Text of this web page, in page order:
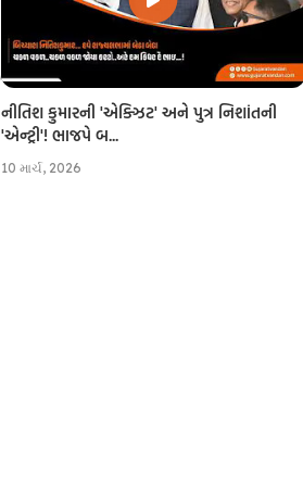
નીતિશ કુમારની 'એક્ઝિટ' અને પુત્ર નિશાંતની
'એન્ટ્રી'! ભાજપે બ...
10 માર્ચ, 2026